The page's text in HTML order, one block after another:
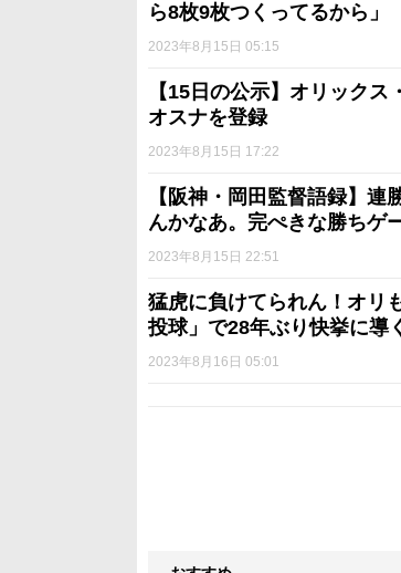
ら8枚9枚つくってるから」
2023年8月15日 05:15
【15日の公示】オリック
オスナを登録
2023年8月15日 17:22
【阪神・岡田監督語録】
んかなあ。完ぺきな勝ちゲ
2023年8月15日 22:51
猛虎に負けてられん！オ
投球」で28年ぶり快挙に導
2023年8月16日 05:01